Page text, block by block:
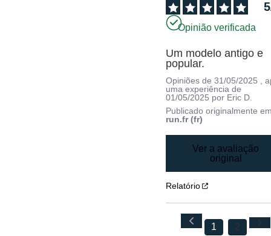
5
Opinião verificada
Um modelo antigo e
popular.
Opiniões de31/05/2025 ,
uma experiência de
01/05/2025 por Eric D.
Publicado originalmente
run.fr (fr)
Ver a avaliação
original
Relatório
1 2